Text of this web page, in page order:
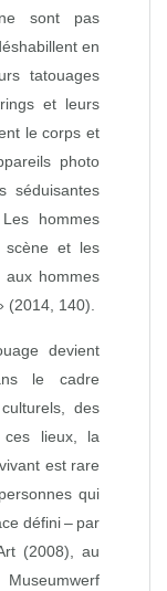
ne sont pas
en
tatouages
et leurs
le corps et
photo
séduisantes
hommes
scène et les
aux hommes
(2014, 140).
devient
le cadre
des
ces lieux, la
est rare
qui
défini – par
(2008), au